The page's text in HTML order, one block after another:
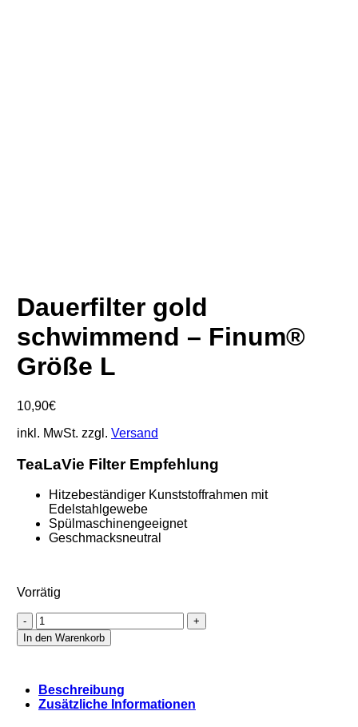
Dauerfilter gold
schwimmend – Finum®
Größe L
10,90€
inkl. MwSt. zzgl. Versand
TeaLaVie Filter Empfehlung
Hitzebeständiger Kunststoffrahmen mit
Edelstahlgewebe
Spülmaschinengeeignet
Geschmacksneutral
Vorrätig
Dauerfilter
gold
schwimmend
Größe
L
In den Warenkorb
Beschreibung
Zusätzliche Informationen